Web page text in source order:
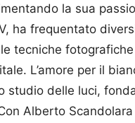
la sua
ha frequentato
tecniche
L’amore per il
studio delle luci,
Alberto